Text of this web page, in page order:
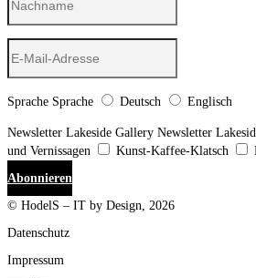
Sprache Sprache Deutsch Englisch
Newsletter Lakeside Gallery Newsletter
und Vernissagen
Kunst-Kaffee-Klatsch
Abonnieren
© HodelS – IT by Design, 2026
Datenschutz
Impressum